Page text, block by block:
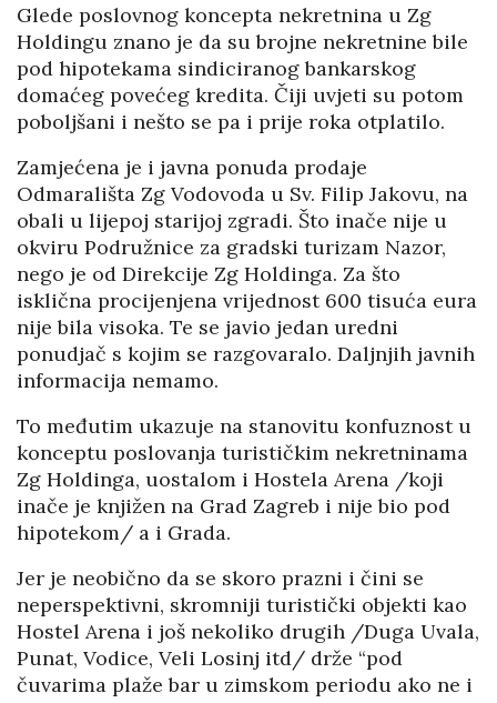
Glede poslovnog koncepta nekretnina u Zg
Holdingu znano je da su brojne nekretnine bile
pod hipotekama sindiciranog bankarskog
domaćeg povećeg kredita. Čiji uvjeti su potom
poboljšani i nešto se pa i prije roka otplatilo.
Zamjećena je i javna ponuda prodaje
Odmarališta Zg Vodovoda u Sv. Filip Jakovu, na
obali u lijepoj starijoj zgradi. Što inače nije u
okviru Podružnice za gradski turizam Nazor,
nego je od Direkcije Zg Holdinga. Za što
isklična procijenjena vrijednost 600 tisuća eura
nije bila visoka. Te se javio jedan uredni
ponudjač s kojim se razgovaralo. Daljnjih javnih
informacija nemamo.
To međutim ukazuje na stanovitu konfuznost u
konceptu poslovanja turističkim nekretninama
Zg Holdinga, uostalom i Hostela Arena /koji
inače je knjižen na Grad Zagreb i nije bio pod
hipotekom/ a i Grada.
Jer je neobično da se skoro prazni i čini se
neperspektivni, skromniji turistički objekti kao
Hostel Arena i još nekoliko drugih /Duga Uvala,
Punat, Vodice, Veli Losinj itd/ drže “pod
čuvarima plaže bar u zimskom periodu ako ne i